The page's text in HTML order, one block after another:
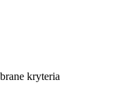
kryteria